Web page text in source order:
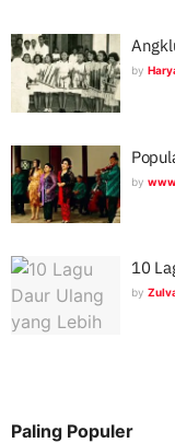
by
by
10
by
Paling Populer